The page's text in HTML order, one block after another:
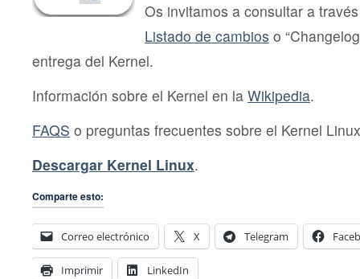
Os invitamos a consultar a
Listado de cambios o
entrega del Kernel.
Información sobre el Kernel en la Wikipedia.
FAQS o preguntas frecuentes sobre el Kernel
Descargar Kernel Linux.
Comparte esto:
Correo electrónico X Telegram
Imprimir LinkedIn